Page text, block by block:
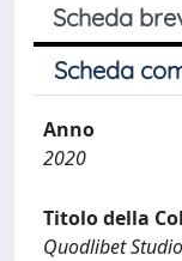
Scheda
Scheda
Anno
2020
Titolo della
Quodlibet